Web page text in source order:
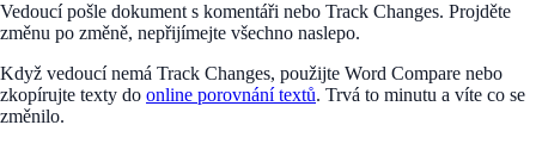
Vedoucí pošle dokument s komentáři nebo Track Changes. Projděte
změnu po změně, nepřijímejte všechno naslepo.
Když vedoucí nemá Track Changes, použijte Word Compare nebo
zkopírujte texty do online porovnání textů. Trvá to minutu a víte co se
změnilo.